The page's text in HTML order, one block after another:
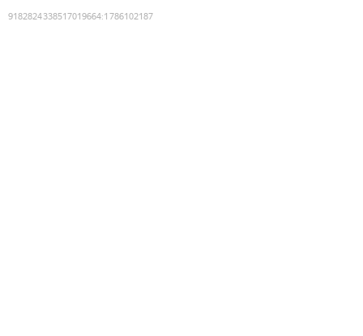
9182824338517019664:1786102187